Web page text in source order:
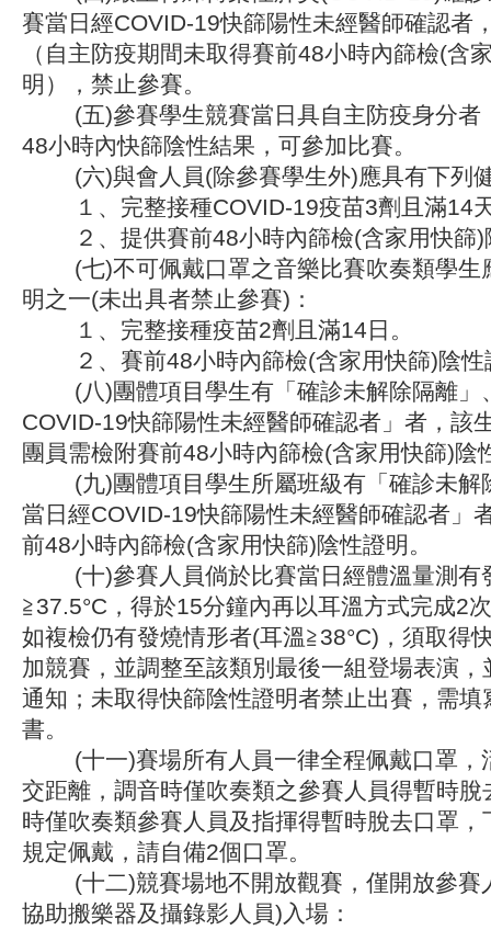
賽當日經COVID-19快篩陽性未經醫師確認者
（自主防疫期間未取得賽前48小時內篩檢(含
明），禁止參賽。
(五)參賽學生競賽當日具自主防疫身分者
48小時內快篩陰性結果，可參加比賽。
(六)與會人員(除參賽學生外)應具有下列
１、完整接種COVID-19疫苗3劑且滿14
２、提供賽前48小時內篩檢(含家用快篩)
(七)不可佩戴口罩之音樂比賽吹奏類學生
明之一(未出具者禁止參賽)：
１、完整接種疫苗2劑且滿14日。
２、賽前48小時內篩檢(含家用快篩)陰性
(八)團體項目學生有「確診未解除隔離」
COVID-19快篩陽性未經醫師確認者」者，該
團員需檢附賽前48小時內篩檢(含家用快篩)陰
(九)團體項目學生所屬班級有「確診未解
當日經COVID-19快篩陽性未經醫師確認者」
前48小時內篩檢(含家用快篩)陰性證明。
(十)參賽人員倘於比賽當日經體溫量測有
≧37.5°C，得於15分鐘內再以耳溫方式完成2
如複檢仍有發燒情形者(耳溫≧38°C)，須取得
加競賽，並調整至該類別最後一組登場表演
通知；未取得快篩陰性證明者禁止出賽，需填
書。
(十一)賽場所有人員一律全程佩戴口罩，
交距離，調音時僅吹奏類之參賽人員得暫時脫
時僅吹奏類參賽人員及指揮得暫時脫去口罩
規定佩戴，請自備2個口罩。
(十二)競賽場地不開放觀賽，僅開放參賽
協助搬樂器及攝錄影人員)入場：